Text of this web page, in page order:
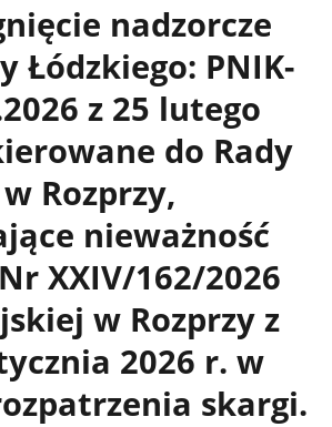
nadzorcze
Łódzkiego: PNIK-
z 25 lutego
do Rady
Rozprzy,
nieważność
XXIV/162/2026
w Rozprzy z
2026 r. w
skargi.